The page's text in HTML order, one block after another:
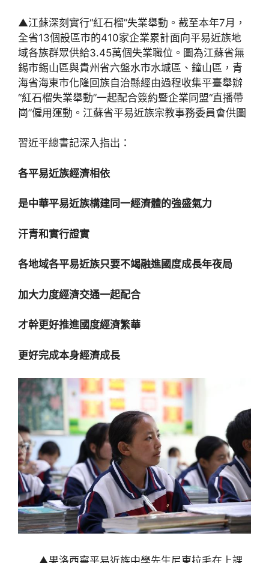
▲江蘇深刻實行“紅石榴”失業舉動。截至本年7月，
全省13個設區市的410家企業累計面向平易近族地
域各族群眾供給3.45萬個失業職位。圖為江蘇省無
錫市錫山區與貴州省六盤水市水城區、鐘山區，青
海省海東市化隆回族自治縣經由過程收集平臺舉辦
“紅石榴失業舉動”一起配合簽約暨企業同盟“直播帶
崗”僱用運動。江蘇省平易近族宗教事務委員會供圖
習近平總書記深入指出：
各平易近族經濟相依
是中華平易近族構建同一經濟體的強盛氣力
汗青和實行證實
各地域各平易近族只要不竭融進國度成長年夜局
加大力度經濟交通一起配合
才幹更好推進國度經濟繁華
更好完成本身經濟成長
▲果洛西寧平易近族中學先生尼東拉毛在上課